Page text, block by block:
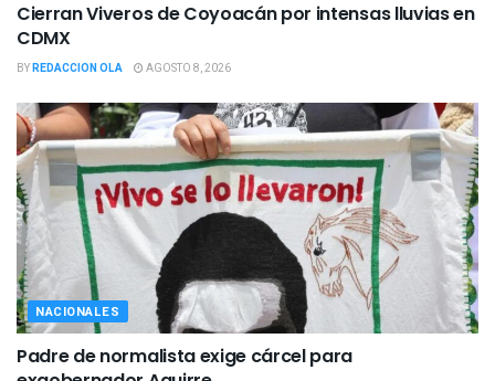
Cierran Viveros de Coyoacán por intensas lluvias en
CDMX
BYREDACCION OLA AGOSTO 8, 2026
NACIONALES
Padre de normalista exige cárcel para